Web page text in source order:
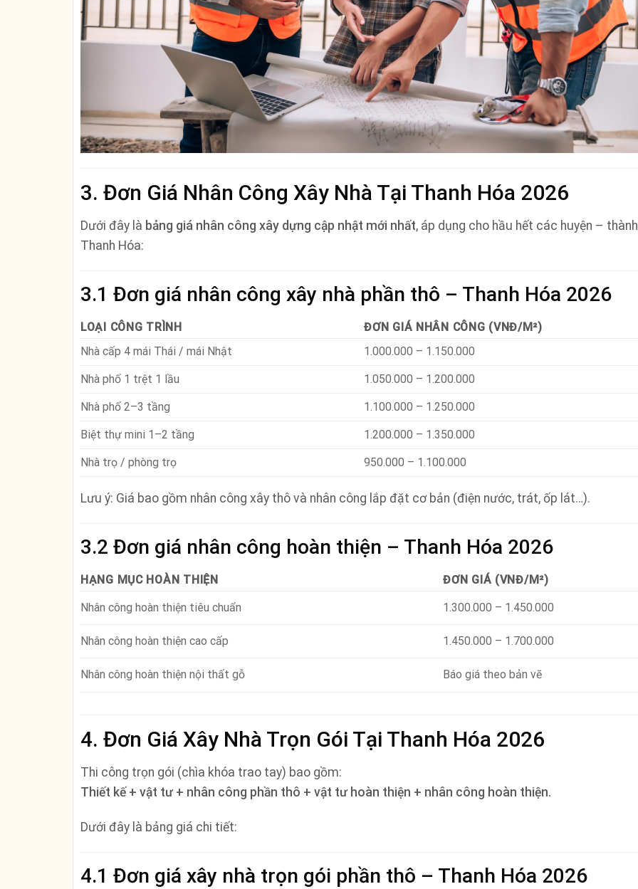
3. Đơn Giá Nhân Công Xây Nhà Tại Thanh Hóa 2026
Dưới đây là bảng giá nhân công xây dựng cập nhật mới nhất, áp dụng cho hầu hết các huyện –
Thanh Hóa:
3.1 Đơn giá nhân công xây nhà phần thô – Thanh Hóa 2026
LOẠI CÔNG TRÌNH
ĐƠN GIÁ NHÂN CÔNG (VNĐ/M²)
Nhà cấp 4 mái Thái / mái Nhật
1.000.000 – 1.150.000
Nhà phố 1 trệt 1 lầu 1.050.000 – 1.200.000
Nhà phố 2–3 tầng 1.100.000 – 1.250.000
Biệt thự mini 1–2 tầng 1.200.000 – 1.350.000
Nhà trọ / phòng trọ 950.000 – 1.100.000
Lưu ý: Giá bao gồm nhân công xây thô và nhân công lắp đặt cơ bản (điện nước, trát, ốp lát…).
3.2 Đơn giá nhân công hoàn thiện – Thanh Hóa 2026
HẠNG MỤC HOÀN THIỆN ĐƠN GIÁ (VNĐ/M²)
Nhân công hoàn thiện tiêu chuẩn 1.300.000 – 1.450.000
Nhân công hoàn thiện cao cấp 1.450.000 – 1.700.000
Nhân công hoàn thiện nội thất gỗ Báo giá theo bản vẽ
4. Đơn Giá Xây Nhà Trọn Gói Tại Thanh Hóa 2026
Thi công trọn gói (chìa khóa trao tay) bao gồm:
Thiết kế + vật tư + nhân công phần thô + vật tư hoàn thiện + nhân công hoàn thiện.
Dưới đây là bảng giá chi tiết:
4.1 Đơn giá xây nhà trọn gói phần thô – Thanh Hóa 2026